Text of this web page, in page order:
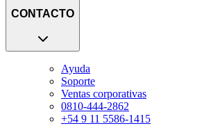
CONTACTO
Ayuda
Soporte
Ventas corporativas
0810-444-2862
+54 9 11 5586-1415